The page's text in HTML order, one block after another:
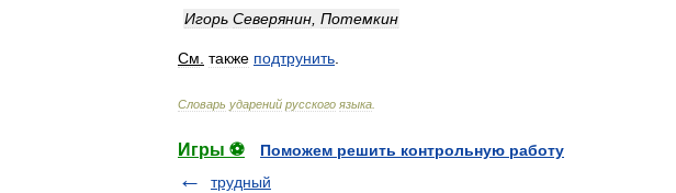
Игорь Северянин Потемкин
См также подтрунить
Словарь ударений русского языка
Игры ⚽
Поможем решить контрольную работу
трудный